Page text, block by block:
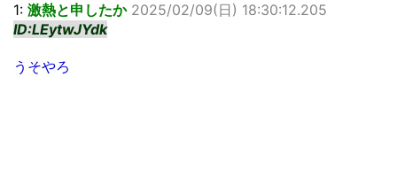
1: 激熱と申したか 2025/02/09(日) 18:30:12.205
ID:LEytwJYdk
うそやろ